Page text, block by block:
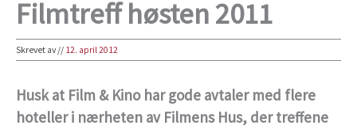
Filmtreff høsten 2011
Skrevet av// 12. april 2012
Husk at Film & Kino har gode avtaler med flere
hoteller i nærheten av Filmens Hus, der treffene